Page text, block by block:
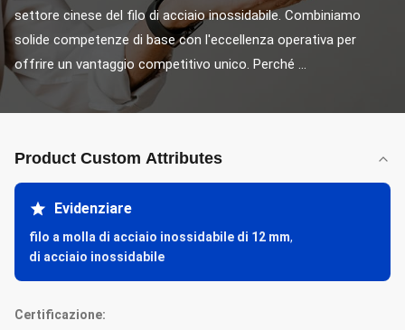
settore cinese del filo di acciaio inossidabile. Combiniamo
solide competenze di base con l'eccellenza operativa per
offrire un vantaggio competitivo unico. Perché ...
Product Custom Attributes
Evidenziare
filo a molla di acciaio inossidabile di 12 mm,
di acciaio inossidabile
Certificazione: